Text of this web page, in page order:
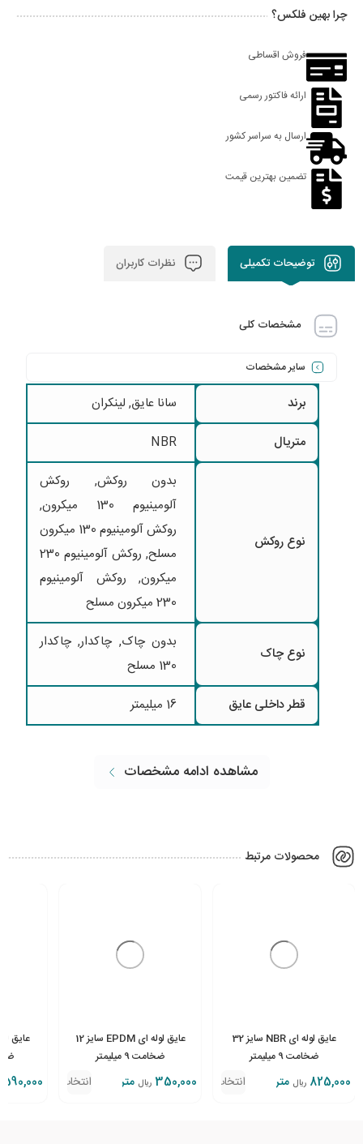
چرا بهین فلکس؟
فروش اقساطی
ارائه فاکتور رسمی
ارسال به سراسر کشور
تضمین بهترین قیمت
توضیحات تکمیلی نظرات کاربران
مشخصات کلی
سایر مشخصات
برند سانا عایق, لینکران
متریال
NBR
نوع روکش
بدون روکش, روکش
آلومینیوم 130 میکرون,
روکش آلومینیوم 130 میکرون
مسلح, روکش آلومینیوم 230
میکرون, روکش آلومینیوم
230 میکرون مسلح
نوع چاک
بدون چاک, چاکدار, چاکدار
130 مسلح
قطر داخلی عایق
16 میلیمتر
مشاهده ادامه مشخصات
محصولات مرتبط
عایق لوله ای NBR سایز 32
ضخامت 9 میلیمتر
825,000 ریال متر
انتخاب
عایق لوله ای EPDM سایز 12
ضخامت 9 میلیمتر
350,000 ریال متر
انتخاب